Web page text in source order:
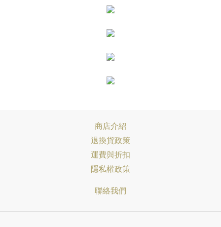
商店介紹
退換貨政策
運費與折扣
隱私權政策
聯絡我們